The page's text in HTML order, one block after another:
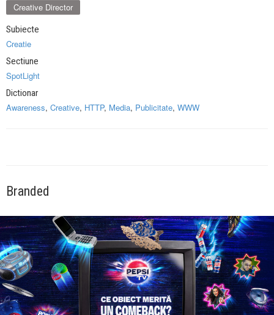
Creative Director
Subiecte
Creatie
Sectiune
SpotLight
Dictionar
Awareness, Creative, HTTP, Media, Publicitate, WWW
Branded